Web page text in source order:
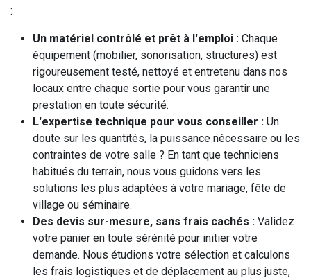
:
Un matériel contrôlé et prêt à l'emploi : Chaque
équipement (mobilier, sonorisation, structures) est
rigoureusement testé, nettoyé et entretenu dans nos
locaux entre chaque sortie pour vous garantir une
prestation en toute sécurité.
L'expertise technique pour vous conseiller : Un
doute sur les quantités, la puissance nécessaire ou les
contraintes de votre salle ? En tant que techniciens
habitués du terrain, nous vous guidons vers les
solutions les plus adaptées à votre mariage, fête de
village ou séminaire.
Des devis sur-mesure, sans frais cachés : Validez
votre panier en toute sérénité pour initier votre
demande. Nous étudions votre sélection et calculons
les frais logistiques et de déplacement au plus juste,